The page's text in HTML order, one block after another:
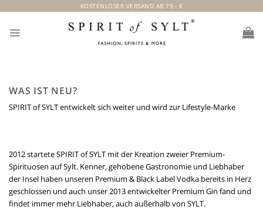
content
KOSTENLOSER VERSAND AB 79,- €
WAS IST NEU?
SPIRIT of SYLT entwickelt sich weiter und wird zur Lifestyle-Marke
2012 startete SPIRIT of SYLT mit der Kreation zweier Premium-
Spirituosen auf Sylt. Kenner, gehobene Gastronomie und Liebhaber
der Insel haben unseren Premium & Black Label Vodka bereits in Herz
geschlossen und auch unser 2013 entwickelter Premium Gin fand und
findet immer mehr Liebhaber, auch außerhalb von SYLT.